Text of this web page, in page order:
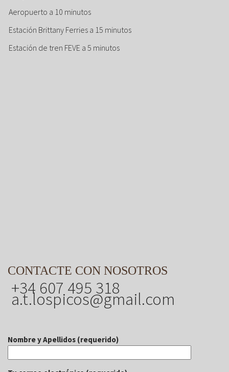
Aeropuerto a 10 minutos
Estación Brittany Ferries a 15 minutos
Estación de tren FEVE a 5 minutos
CONTACTE CON NOSOTROS
+34 607 495 318
a.t.lospicos@gmail.com
Nombre y Apellidos (requerido)